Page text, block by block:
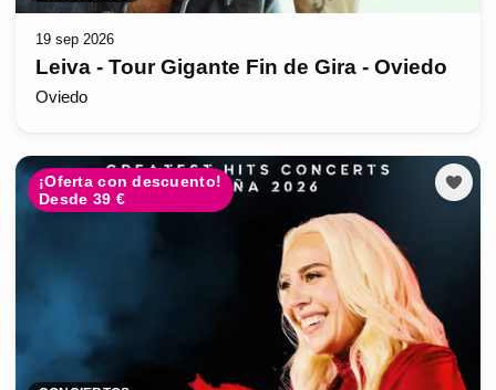
19 sep 2026
Leiva - Tour Gigante Fin de Gira - Oviedo
Oviedo
¡Oferta con descuento!
Desde 39 €